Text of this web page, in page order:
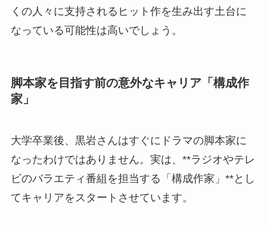
くの人々に支持されるヒット作を生み出す土台に
なっている可能性は高いでしょう。
脚本家を目指す前の意外なキャリア「構成作
家」
大学卒業後、黒岩さんはすぐにドラマの脚本家に
なったわけではありません。実は、**ラジオやテレ
ビのバラエティ番組を担当する「構成作家」**とし
てキャリアをスタートさせています。